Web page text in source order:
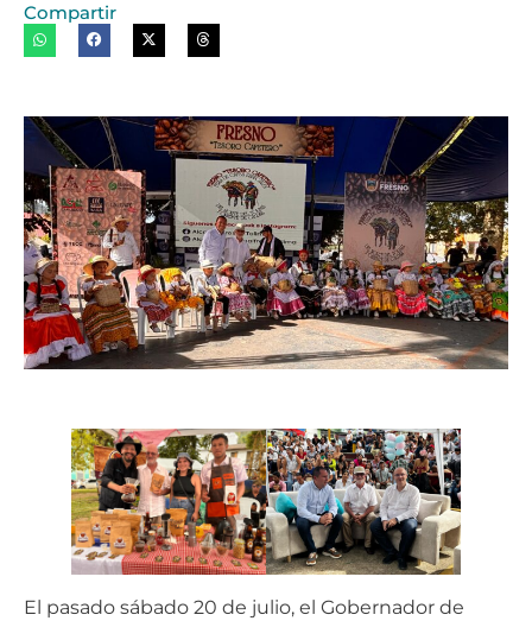
Compartir
El pasado sábado 20 de julio, el Gobernador de